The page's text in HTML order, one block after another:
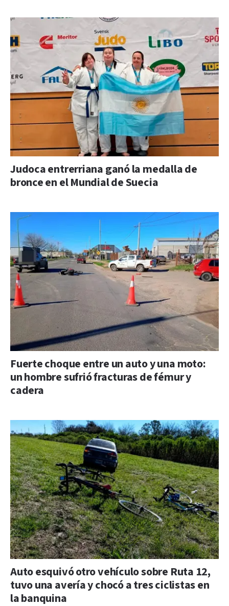
Judoca entrerriana ganó la medalla de
bronce en el Mundial de Suecia
Fuerte choque entre un auto y una moto:
un hombre sufrió fracturas de fémur y
cadera
Auto esquivó otro vehículo sobre Ruta 12,
tuvo una avería y chocó a tres ciclistas en
la banquina